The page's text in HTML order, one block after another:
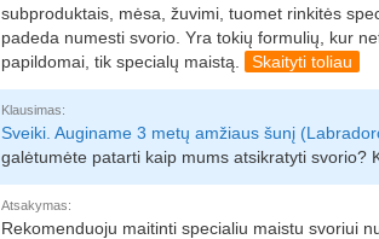
subproduktais, mėsa, žuvimi, tuomet rinkitės
padeda numesti svorio. Yra tokių formulių, kur
papildomai, tik specialų maistą.
Skaityti toliau
Klausimas:
Sveiki. Auginame 3 metų amžiaus šunį (
galėtumėte patarti kaip mums atsikratyti svorio?
Atsakymas:
Rekomenduoju maitinti specialiu maistu svoriui